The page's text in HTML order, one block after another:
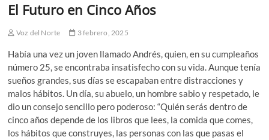
o
El Futuro en Cinco Años
Voz del Norte 3 febrero, 2025
Había una vez un joven llamado Andrés, quien, en su cumpleaños
número 25, se encontraba insatisfecho con su vida. Aunque tenía
sueños grandes, sus días se escapaban entre distracciones y
malos hábitos. Un día, su abuelo, un hombre sabio y respetado, le
dio un consejo sencillo pero poderoso: “Quién serás dentro de
cinco años depende de los libros que lees, la comida que comes,
los hábitos que construyes, las personas con las que pasas el